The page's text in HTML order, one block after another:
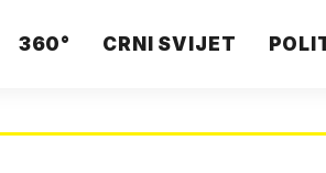
360° CRNI SVIJET